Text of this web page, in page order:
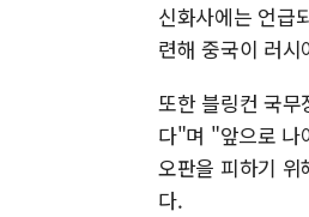
신화사에는 언급
련해 중국이 러
또한 블링컨 국
다"며 "앞으로 나
오판을 피하기
다.